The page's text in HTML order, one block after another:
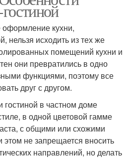
оформление кухни,
нельзя исходить из тех же
помещений кухни и
они превратились в одно
функциями, поэтому все
друг с другом.
гостиной в частном доме
в одной цветовой гамме
с общими или схожими
не запрещается вносить
направлений, но делать